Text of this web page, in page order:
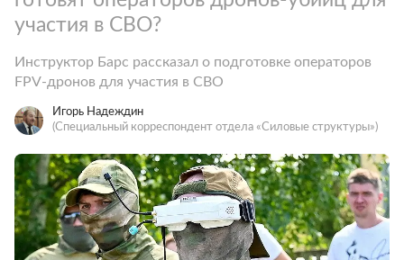
участия в СВО?
Инструктор Барс рассказал о подготовке операторов
FPV-дронов для участия в СВО
Игорь Надеждин
(Специальный корреспондент отдела «Силовые структуры»)